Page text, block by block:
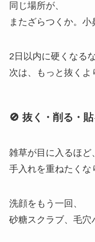
同じ場所が、
またざらつくか。小
2日以内に硬くなるな
次は、もっと抜くよ
🚫 抜く・削る・
雑草が目に入るほど、
手入れを重ねたくな
洗顔をもう一回、
砂糖スクラブ、毛穴